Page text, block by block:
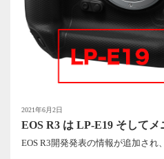
2021年6月2日
EOS R3 は LP-E19 そして
EOS R3開発発表の情報が追加され